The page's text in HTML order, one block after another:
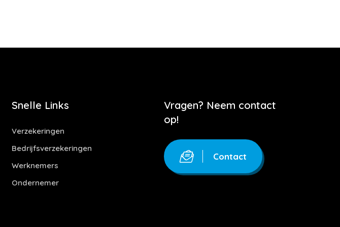
Snelle Links
Verzekeringen
Bedrijfsverzekeringen
Werknemers
Ondernemer
Vragen? Neem contact
op!
Contact